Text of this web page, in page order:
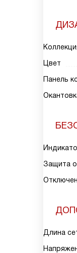
Цвет
Панель
Защита
Длина